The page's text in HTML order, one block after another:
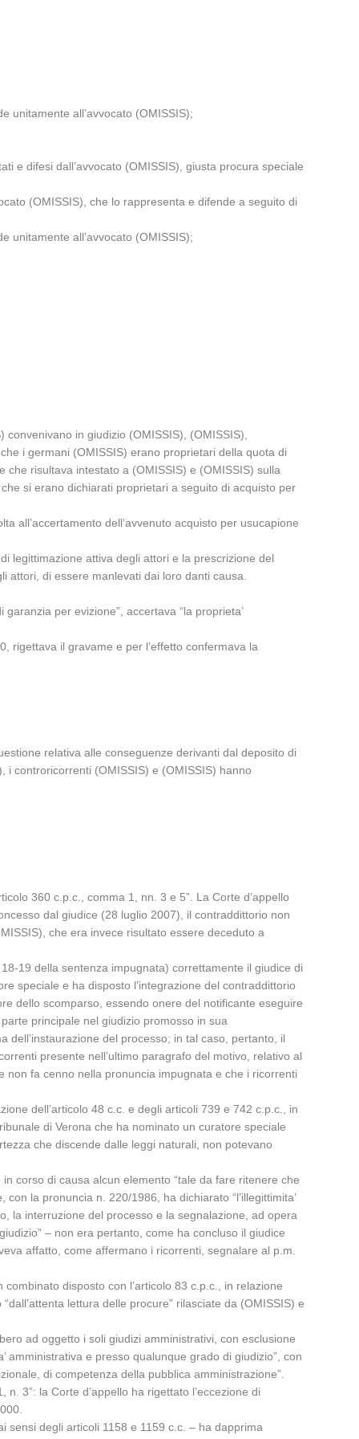
unitamente all’avvocato (OMISSIS);
e difesi dall’avvocato (OMISSIS), giusta procura speciale
(OMISSIS), che lo rappresenta e difende a seguito di
unitamente all’avvocato (OMISSIS);
in giudizio (OMISSIS), (OMISSIS),
i germani (OMISSIS) erano proprietari della quota di
risultava intestato a (OMISSIS) e (OMISSIS) sulla
si erano dichiarati proprietari a seguito di acquisto per
all’accertamento dell’avvenuto acquisto per usucapione
legittimazione attiva degli attori e la prescrizione del
attori, di essere manlevati dai loro danti causa.
per evizione”, accertava “la proprieta’
rigettava il gravame e per l’effetto confermava la
relativa alle conseguenze derivanti dal deposito di
controricorrenti (OMISSIS) e (OMISSIS) hanno
360 c.p.c., comma 1, nn. 3 e 5”. La Corte d’appello
dal giudice (28 luglio 2007), il contraddittorio non
che era invece risultato essere deceduto a
19 della sentenza impugnata) correttamente il giudice di
speciale e ha disposto l’integrazione del contraddittorio
dello scomparso, essendo onere del notificante eseguire
principale nel giudizio promosso in sua
dell’instaurazione del processo; in tal caso, pertanto, il
presente nell’ultimo paragrafo del motivo, relativo al
non fa cenno nella pronuncia impugnata e che i ricorrenti
dell’articolo 48 c.c. e degli articoli 739 e 742 c.p.c., in
di Verona che ha nominato un curatore speciale
che discende dalle leggi naturali, non potevano
corso di causa alcun elemento “tale da fare ritenere che
la pronuncia n. 220/1986, ha dichiarato “l’illegittimita’
la interruzione del processo e la segnalazione, ad opera
– non era pertanto, come ha concluso il giudice
affatto, come affermano i ricorrenti, segnalare al p.m.
disposto con l’articolo 83 c.p.c., in relazione
lettura delle procure” rilasciate da (OMISSIS) e
ad oggetto i soli giudizi amministrativi, con esclusione
amministrativa e presso qualunque grado di giudizio”, con
di competenza della pubblica amministrazione”.
3”: la Corte d’appello ha rigettato l’eccezione di
sensi degli articoli 1158 e 1159 c.c. – ha dapprima